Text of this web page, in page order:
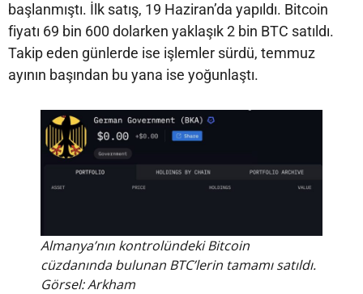
başlanmıştı. İlk satış, 19 Haziran’da yapıldı. Bitcoin
fiyatı 69 bin 600 dolarken yaklaşık 2 bin BTC satıldı.
Takip eden günlerde ise işlemler sürdü, temmuz
ayının başından bu yana ise yoğunlaştı.
Almanya’nın kontrolündeki Bitcoin
cüzdanında bulunan BTC’lerin tamamı satıldı.
Görsel: Arkham